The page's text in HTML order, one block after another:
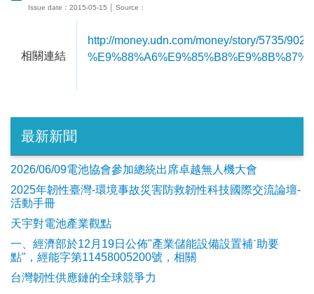
Issue date：2015-05-15 │ Source：
相關連結
http://money.udn.com/money/story/5735/
最新新聞
2026/06/09電池協會參加總統出席卓越無人機大會
2025年韌性臺灣-環境事故災害防救韌性科技國際交流論壇-
活動手冊
天宇對電池產業觀點
​一、經濟部於12月19日公佈"產業儲能設備設置補ˋ助要
點"，經能字第11458005200號，相關
台灣韌性供應鏈的全球競爭力